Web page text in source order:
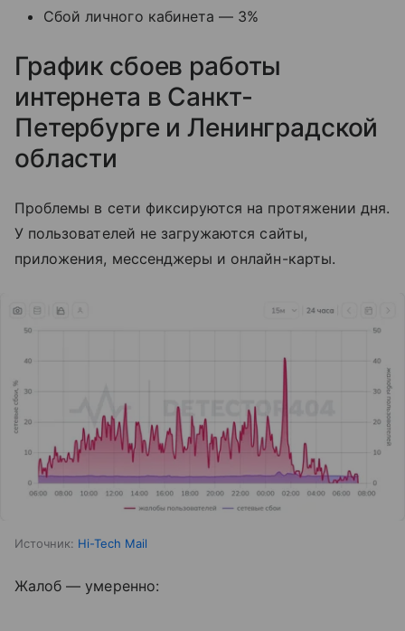
Сбой личного кабинета — 3%
График сбоев работы
интернета в Санкт-
Петербурге и Ленинградской
области
Проблемы в сети фиксируются на протяжении дня.
У пользователей не загружаются сайты,
приложения, мессенджеры и онлайн-карты.
Источник: Hi-Tech Mail
Жалоб — умеренно: